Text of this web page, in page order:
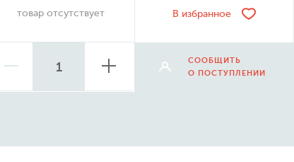
товар отсутствует В избранное
СООБЩИТЬ
О ПОСТУПЛЕНИИ